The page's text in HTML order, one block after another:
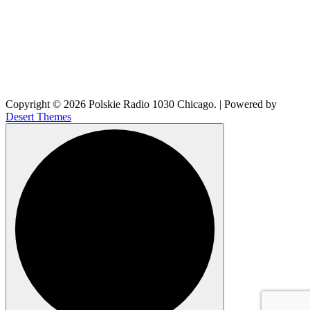
Copyright © 2026 Polskie Radio 1030 Chicago. | Powered by
Desert Themes